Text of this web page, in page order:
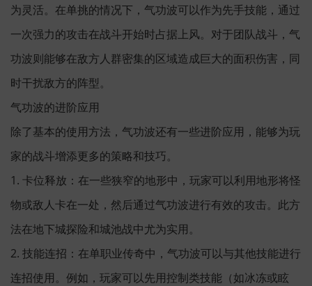
为灵活。在单挑的情况下，气功波可以作为先手技能，通过
一次强力的攻击在战斗开始时占据上风。对于团队战斗，气
功波则能够在敌方人群密集的区域造成巨大的面积伤害，同
时干扰敌方的阵型。
气功波的进阶应用
除了基本的使用方法，气功波还有一些进阶应用，能够为玩
家的战斗增添更多的策略和技巧。
1. 卡位释放：在一些狭窄的地形中，玩家可以利用地形将怪
物或敌人卡在一处，然后通过气功波进行有效的攻击。此方
法在地下城探险和城池战中尤为实用。
2. 技能连招：在单职业传奇中，气功波可以与其他技能进行
连招使用。例如，玩家可以先用控制类技能（如冰冻或眩